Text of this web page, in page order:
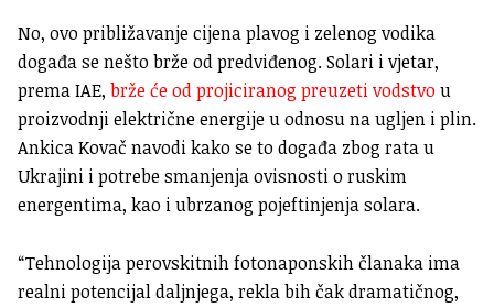
No, ovo približavanje cijena plavog i zelenog vodika
događa se nešto brže od predviđenog. Solari i vjetar,
prema IAE, brže će od projiciranog preuzeti vodstvou
proizvodnji električne energije u odnosu na ugljen i plin.
Ankica Kovač navodi kako se to događa zbog rata u
Ukrajini i potrebe smanjenja ovisnosti o ruskim
energentima, kao i ubrzanog pojeftinjenja solara.
“Tehnologija perovskitnih fotonaponskih članaka ima
realni potencijal daljnjega, rekla bih čak dramatičnog,